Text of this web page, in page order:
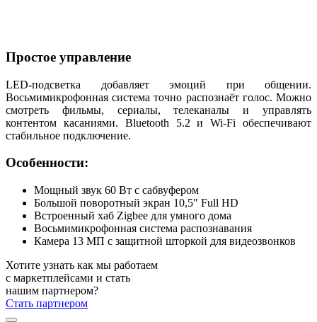
Простое управление
LED-подсветка добавляет эмоций при общении.
Восьмимикрофонная система точно распознаёт голос. Можно
смотреть фильмы, сериалы, телеканалы и управлять
контентом касаниями. Bluetooth 5.2 и Wi-Fi обеспечивают
стабильное подключение.
Особенности:
Мощный звук 60 Вт с сабвуфером
Большой поворотный экран 10,5" Full HD
Встроенный хаб Zigbee для умного дома
Восьмимикрофонная система распознавания
Камера 13 МП с защитной шторкой для видеозвонков
Хотите узнать как мы работаем
с маркетплейсами и стать
нашим партнером?
Стать партнером